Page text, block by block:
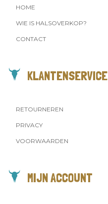
HOME
WIE IS HALSOVERKOP?
CONTACT
KLANTENSERVICE
RETOURNEREN
PRIVACY
VOORWAARDEN
MIJN ACCOUNT